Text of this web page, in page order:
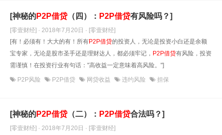
[神秘的P2P借贷 （四）： P2P借贷有风险吗？]
[零壹财经] · 2018年7月20日 · [零壹财经]
[有！必须有！大大的有！所有P2P借贷的投资人，无论是投资小白还是余额
宝专家，无论是股市圣手还是理财达人，都必须牢记， P2P借贷有风险，投资
需谨慎！在投资行业有句话："高收益一定意味着高风险。"]
P2P风险 P2P借贷 网贷收益 违约风险 担保
[神秘的P2P借贷 （二）： P2P借贷合法吗？]
[零壹财经] · 2018年7月20日 · [零壹财经]